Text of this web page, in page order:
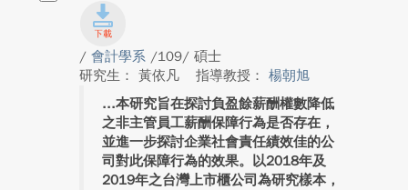
/ 會計學系 /109/ 碩士
研究生： 黃依凡
指導教授： 楊朝旭
本研究旨在探討負盈餘薪酬權數降低
之非主管員工薪酬保障行為是否存在，
並進一步探討企業社會責任績效佳的公
司對此保障行為的效果。以2018年及
2019年之台灣上市櫃公司為研究樣本，